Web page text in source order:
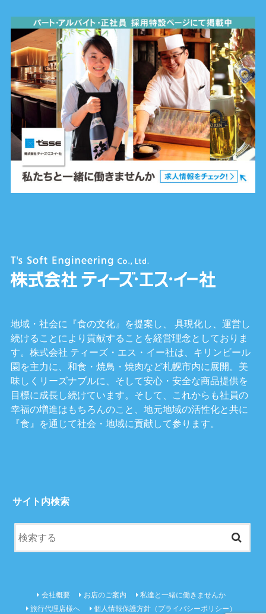
地域・社会に『食の文化』を提案し、 具現化し、運営し
続けることにより貢献することを経営理念としておりま
す。株式会社 ティーズ・エス・イー社は、キリンビール
園を主力に、和食・焼鳥・焼肉など札幌市内に展開。美
味しくリーズナブルに、そして安心・安全な商品提供を
目標に成長し続けています。そして、これからも社員の
幸福の増進はもちろんのこと、地元地域の活性化と共に
『食』を通じて社会・地域に貢献して参ります。
サイト内検索
会社概要 お店のご案内
私達と一緒に働きませんか
旅行代理店様へ
個人情報保護方針（プライバシーポリシー）